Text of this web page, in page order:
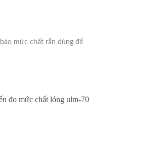
mức chất rắn dùng để